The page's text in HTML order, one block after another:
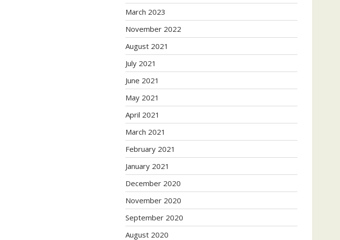
March 2023
November 2022
August 2021
July 2021
June 2021
May 2021
April 2021
March 2021
February 2021
January 2021
December 2020
November 2020
September 2020
August 2020